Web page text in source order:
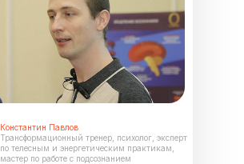
Константин Павлов
Трансформационный тренер, психолог, эксперт
по телесным и энергетическим практикам,
мастер по работе с подсознанием